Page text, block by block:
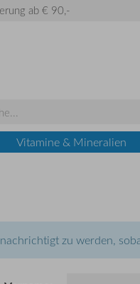
ab € 90,-
Vitamine & Mineralien
zu werden,